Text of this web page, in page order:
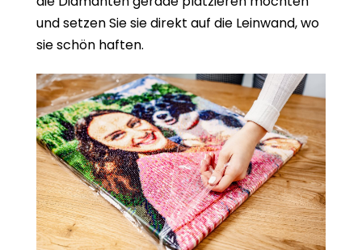
und setzen Sie sie direkt auf die Leinwand, wo
sie schön haften.